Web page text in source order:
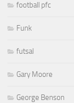
football pfc
Funk
futsal
Gary Moore
George Benson